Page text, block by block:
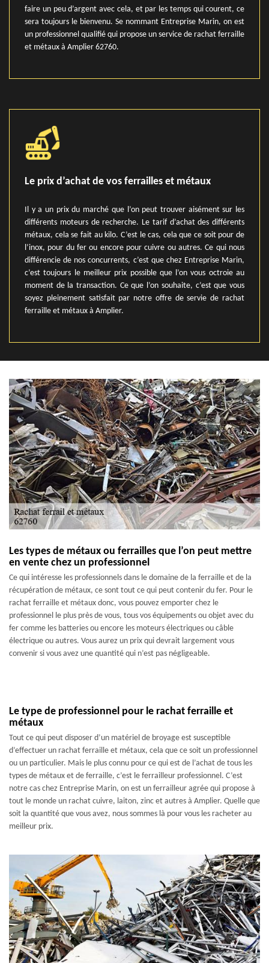
faire un peu d’argent avec cela, et par les temps qui courent, ce
sera toujours le bienvenu. Se nommant Entreprise Marin, on est
un professionnel qualifié qui propose un service de rachat ferraille
et métaux à Amplier 62760.
Le prix d’achat de vos ferrailles et métaux
Il y a un prix du marché que l’on peut trouver aisément sur les
différents moteurs de recherche. Le tarif d’achat des différents
métaux, cela se fait au kilo. C’est le cas, cela que ce soit pour de
l’inox, pour du fer ou encore pour cuivre ou autres. Ce qui nous
différencie de nos concurrents, c’est que chez Entreprise Marin,
c’est toujours le meilleur prix possible que l’on vous octroie au
moment de la transaction. Ce que l’on souhaite, c’est que vous
soyez pleinement satisfait par notre offre de servie de rachat
ferraille et métaux à Amplier.
Les types de métaux ou ferrailles que l’on peut mettre
en vente chez un professionnel
Ce qui intéresse les professionnels dans le domaine de la ferraille et de la
récupération de métaux, ce sont tout ce qui peut contenir du fer. Pour le
rachat ferraille et métaux donc, vous pouvez emporter chez le
professionnel le plus près de vous, tous vos équipements ou objet avec du
fer comme les batteries ou encore les moteurs électriques ou câble
électrique ou autres. Vous aurez un prix qui devrait largement vous
convenir si vous avez une quantité qui n’est pas négligeable.
Le type de professionnel pour le rachat ferraille et
métaux
Tout ce qui peut disposer d’un matériel de broyage est susceptible
d’effectuer un rachat ferraille et métaux, cela que ce soit un professionnel
ou un particulier. Mais le plus connu pour ce qui est de l’achat de tous les
types de métaux et de ferraille, c’est le ferrailleur professionnel. C’est
notre cas chez Entreprise Marin, on est un ferrailleur agrée qui propose à
tout le monde un rachat cuivre, laiton, zinc et autres à Amplier. Quelle que
soit la quantité que vous avez, nous sommes là pour vous les racheter au
meilleur prix.